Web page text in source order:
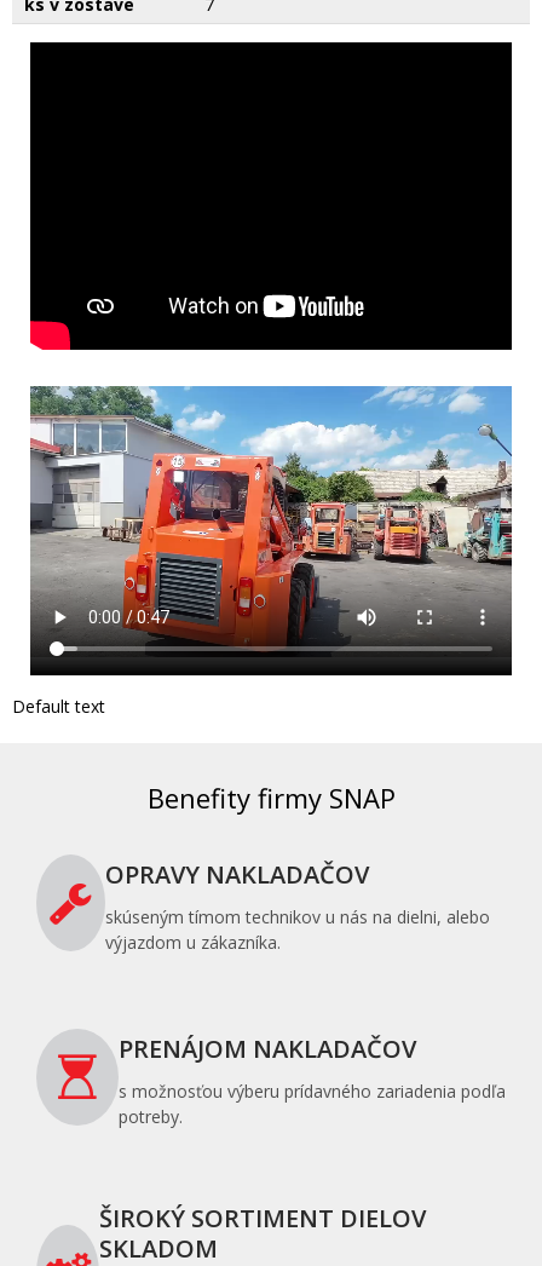
Default text
Benefity firmy SNAP
OPRAVY NAKLADAČOV
skúseným tímom technikov u nás na dielni, alebo
výjazdom u zákazníka.
PRENÁJOM NAKLADAČOV
s možnosťou výberu prídavného zariadenia podľa
potreby.
ŠIROKÝ SORTIMENT DIELOV
SKLADOM